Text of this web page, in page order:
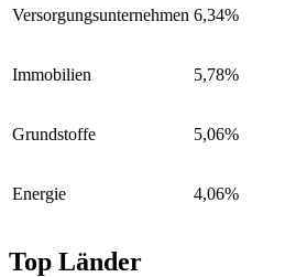
Versorgungsunternehmen 6,34%
Immobilien 5,78%
Grundstoffe 5,06%
Energie 4,06%
Top Länder